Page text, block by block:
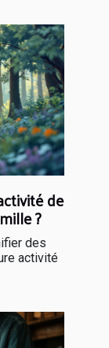
de
?
des
activité